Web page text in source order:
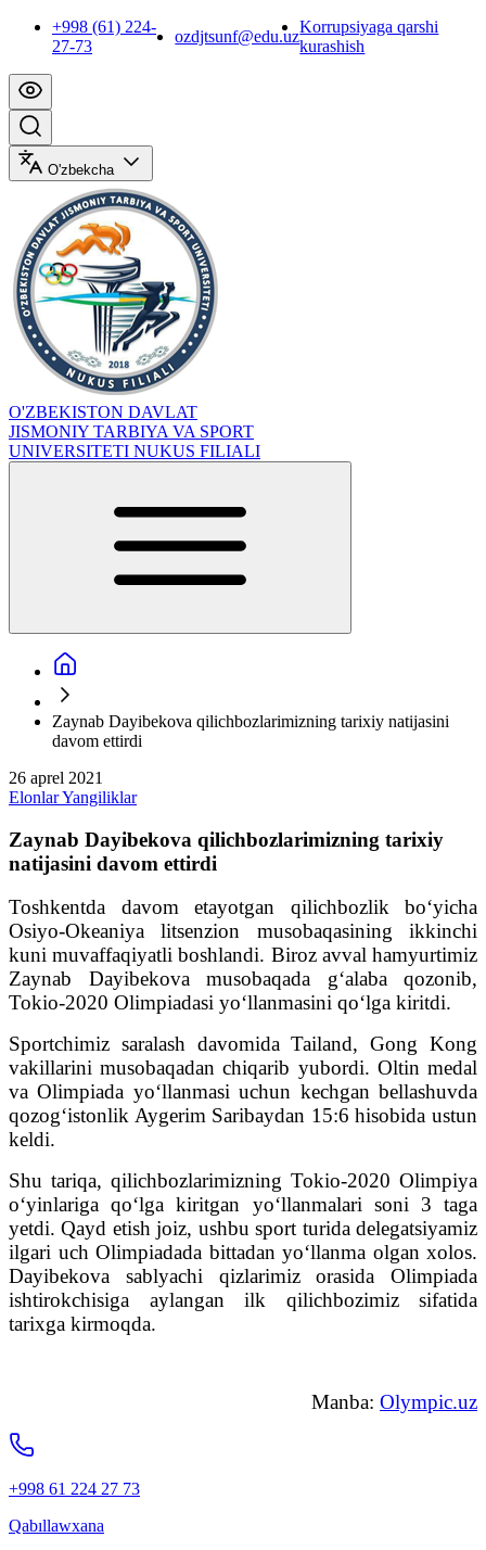
+998 (61) 224-
27-73
ozdjtsunf@edu.uz
Korrupsiyaga qarshi
kurashish
O'zbekcha
O'ZBEKISTON DAVLAT
JISMONIY TARBIYA VA SPORT
UNIVERSITETI NUKUS FILIALI
Zaynab Dayibekova qilichbozlarimizning tarixiy natijasini
davom ettirdi
26 aprel 2021
ElonlarYangiliklar
Zaynab Dayibekova qilichbozlarimizning tarixiy
natijasini davom ettirdi
Toshkentda davom etayotgan qilichbozlik bo‘yicha
Osiyo-Okeaniya litsenzion musobaqasining ikkinchi
kuni muvaffaqiyatli boshlandi. Biroz avval hamyurtimiz
Zaynab Dayibekova musobaqada g‘alaba qozonib,
Tokio-2020 Olimpiadasi yo‘llanmasini qo‘lga kiritdi.
Sportchimiz saralash davomida Tailand, Gong Kong
vakillarini musobaqadan chiqarib yubordi. Oltin medal
va Olimpiada yo‘llanmasi uchun kechgan bellashuvda
qozog‘istonlik Aygerim Saribaydan 15:6 hisobida ustun
keldi.
Shu tariqa, qilichbozlarimizning Tokio-2020 Olimpiya
o‘yinlariga qo‘lga kiritgan yo‘llanmalari soni 3 taga
yetdi. Qayd etish joiz, ushbu sport turida delegatsiyamiz
ilgari uch Olimpiadada bittadan yo‘llanma olgan xolos.
Dayibekova sablyachi qizlarimiz orasida Olimpiada
ishtirokchisiga aylangan ilk qilichbozimiz sifatida
tarixga kirmoqda.
Manba: Olympic.uz
+998 61 224 27 73
Qabıllawxana